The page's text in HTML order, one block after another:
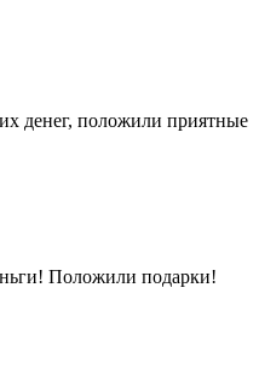
денег, положили приятные
Положили подарки!